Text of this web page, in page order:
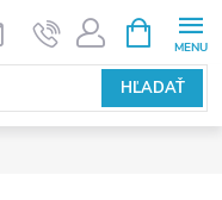
HĽADAŤ
KOŠÍK